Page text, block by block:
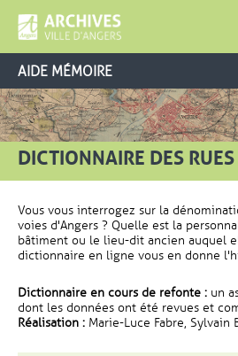
AIDE MÉMOIRE
DICTIONNAIRE DES RUES
Vous vous interrogez sur la
voies d'Angers ? Quelle est la
bâtiment ou le lieu-dit ancien auquel
dictionnaire en ligne vous en donne
Dictionnaire en cours de refonte : un
dont les données ont été revues et
Réalisation : Marie-Luce Fabre, Sylvain